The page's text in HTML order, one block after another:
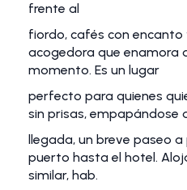
frente al
fiordo, cafés con encanto
acogedora que enamora
momento. Es un lugar
perfecto para quienes
sin prisas, empapándose
llegada, un breve paseo
puerto hasta el hotel.
similar, hab.